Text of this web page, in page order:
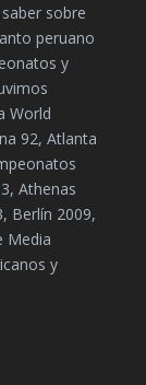
sobre
peruano
y
World
92, Atlanta
Athenas
Berlín 2009,
Media
y